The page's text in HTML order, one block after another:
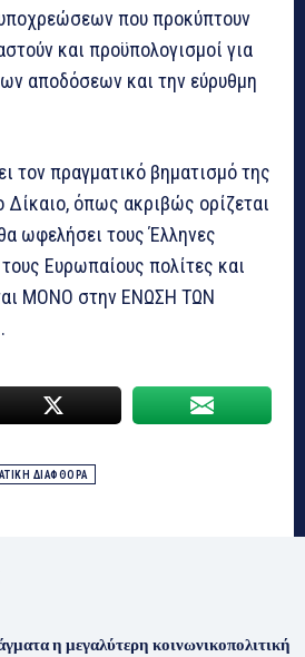
που προκύπτουν
και προϋπολογισμοί για
αποδόσεων και την εύρυθμη
τον πραγματικό βηματισμό της
όπως ακριβώς ορίζεται
ωφελήσει τους Έλληνες
Ευρωπαίους πολίτες και
ΜΟΝΟ στην ΕΝΩΣΗ ΤΩΝ
ΔΙΑΦΘΟΡΑ
η μεγαλύτερη κοινωνικοπολιτική